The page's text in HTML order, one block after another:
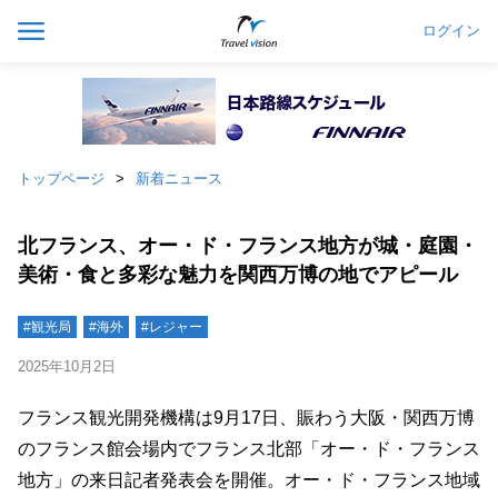
ログイン
トップページ 新着ニュース
北フランス、オー・ド・フランス地方が城・庭園・
美術・食と多彩な魅力を関西万博の地でアピール
#観光局 #海外 #レジャー
2025年10月2日
フランス観光開発機構は9月17日、賑わう大阪・関西万博
のフランス館会場内でフランス北部「オー・ド・フランス
地方」の来日記者発表会を開催。オー・ド・フランス地域